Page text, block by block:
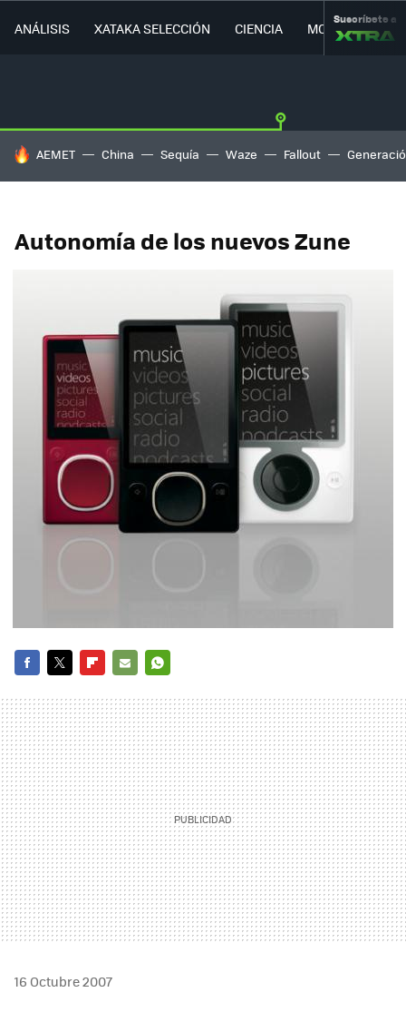
ANÁLISIS XATAKA SELECCIÓN CIENCIA MOVILIDAD
Suscríbete a
HOY SE HABLA DE
AEMET China Sequía Waze Fallout
Autonomía de los nuevos Zune
MAIL
16 Octubre 2007